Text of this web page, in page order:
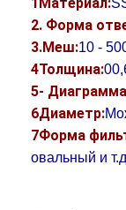
2. Форма
3.Меш:10 -
4Толщина:
5-
6Диаметр:
7Форма
овальный и